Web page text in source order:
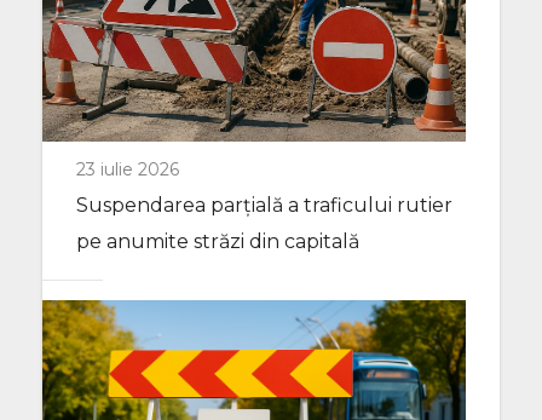
23 iulie 2026
Suspendarea parțială a traficului rutier
pe anumite străzi din capitală